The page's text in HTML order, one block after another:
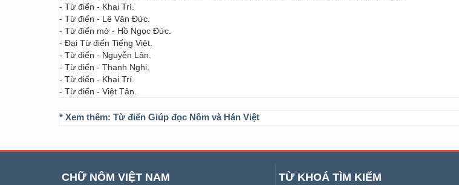
- Từ điển - Khai Trí.
- Từ điển - Lê Văn Đức.
- Từ điển mở - Hồ Ngọc Đức.
- Đại Từ điển Tiếng Việt.
- Từ điển - Nguyễn Lân.
- Từ điển - Thanh Nghị.
- Từ điển - Khai Trí.
- Từ điển - Việt Tân.
* Xem thêm: Từ điển Giúp đọc Nôm và Hán Việt
CHỮ NÔM VIỆT NAM TỪ KHOÁ TÌM KIẾM